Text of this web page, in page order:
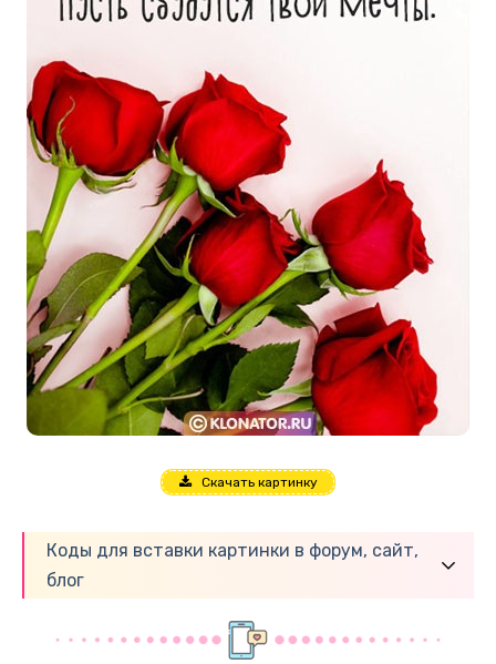
Скачать картинку
Коды для вставки картинки в форум, сайт,
блог